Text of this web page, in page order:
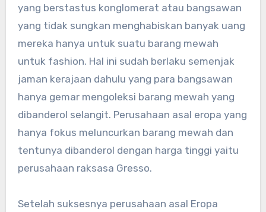
yang berstastus konglomerat atau bangsawan
yang tidak sungkan menghabiskan banyak uang
mereka hanya untuk suatu barang mewah
untuk fashion. Hal ini sudah berlaku semenjak
jaman kerajaan dahulu yang para bangsawan
hanya gemar mengoleksi barang mewah yang
dibanderol selangit. Perusahaan asal eropa yang
hanya fokus meluncurkan barang mewah dan
tentunya dibanderol dengan harga tinggi yaitu
perusahaan raksasa Gresso.
Setelah suksesnya perusahaan asal Eropa